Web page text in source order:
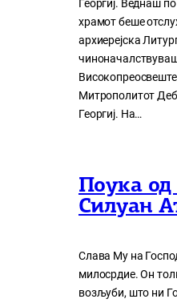
Георгиј. Веднаш
храмот беше
архиерејска
Митрополитот
Георгиј. На…
Поука од
Силуан
Слава Му на
милосрдие. Он
возљуби, што ни